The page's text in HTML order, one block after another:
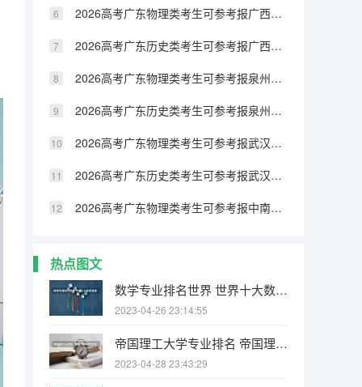
2026高考广东物理类考生可参考报广西民族大学相思湖学院的专业汇总
2026高考广东历史类考生可参考报广西民族大学相思湖学院的专业汇总
2026高考广东物理类考生可参考报泉州纺织服装职业学院的专业汇总
2026高考广东历史类考生可参考报泉州纺织服装职业学院的专业汇总
2026高考广东物理类考生可参考报武汉生物工程学院的专业汇总
2026高考广东历史类考生可参考报武汉生物工程学院的专业汇总
2026高考广东物理类考生可参考报中南林业科技大学涉外学院的专业汇总
热点图文
数学专业排名世界 世界十大数学强国
2023-04-26 23:14:55
帝国理工大学专业排名 帝国理工学院本科申请条件有哪些
2023-04-28 23:43:29